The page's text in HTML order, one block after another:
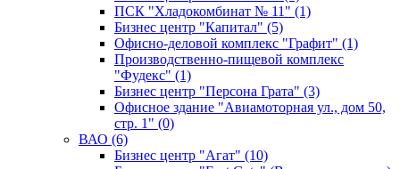
ПСК "Хладокомбинат № 11" (1)
Бизнес центр "Капитал" (5)
Офисно-деловой комплекс "Графит" (1)
Производственно-пищевой комплекс
"Фудекс" (1)
Бизнес центр "Персона Грата" (3)
Офисное здание "Авиамоторная ул., дом 50,
стр. 1" (0)
ВАО (6)
Бизнес центр "Агат" (10)